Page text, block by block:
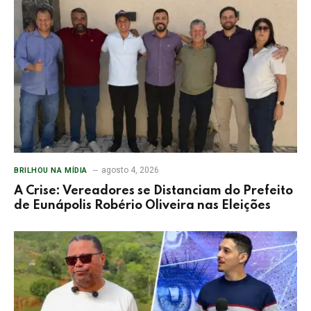
BRILHOU NA MÍDIA agosto 4, 2026
A Crise: Vereadores se Distanciam do Prefeito
de Eunápolis Robério Oliveira nas Eleições